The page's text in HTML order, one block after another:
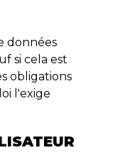
données
si cela est
obligations
l'exige